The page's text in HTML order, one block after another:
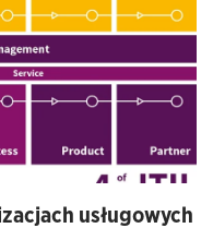
usługowych